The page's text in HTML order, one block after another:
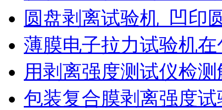
圆盘剥离试验机_凹印
薄膜电子拉力试验机
用剥离强度测试仪检
包装复合膜剥离强度